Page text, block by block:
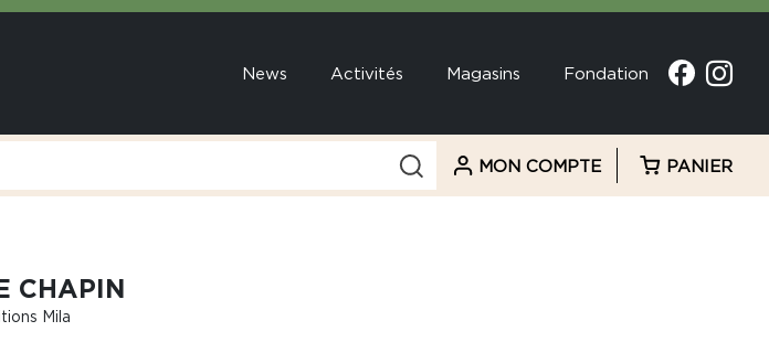
News Activités Magasins Fondation
MON COMPTE PANIER
CHAPIN
Mila